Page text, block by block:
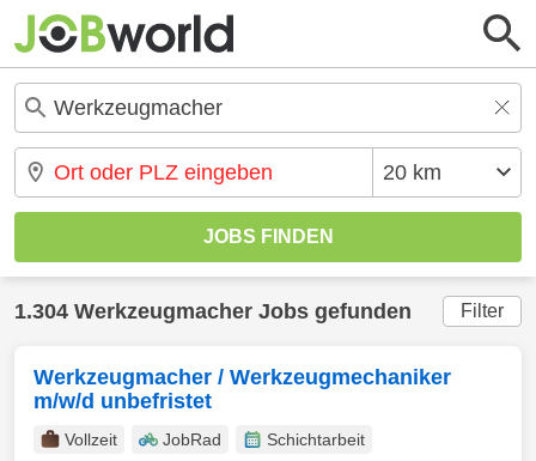
1.304 Werkzeugmacher Jobs gefunden Filter
Werkzeugmacher / Werkzeugmechaniker
m/w/d unbefristet
Vollzeit JobRad
Schichtarbeit